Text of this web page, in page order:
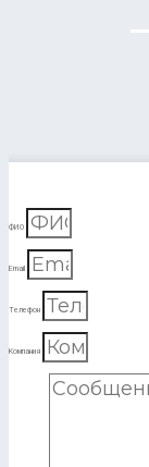
ФИО
Email
Телефон
Компания